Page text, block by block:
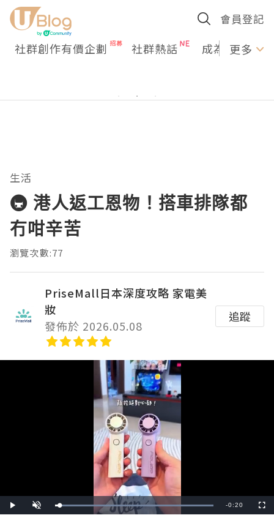
會員登記
社群創作有價企劃 社群熱話 成為U更多
生活
🚇 港人返工恩物！搭車排隊都
冇咁辛苦
瀏覽次數:77
PriseMall日本深度攻略 家電美
妝
發佈於 2026.05.08
追蹤
Play Unmute Loaded:
100.00%
Remaining
-0:20